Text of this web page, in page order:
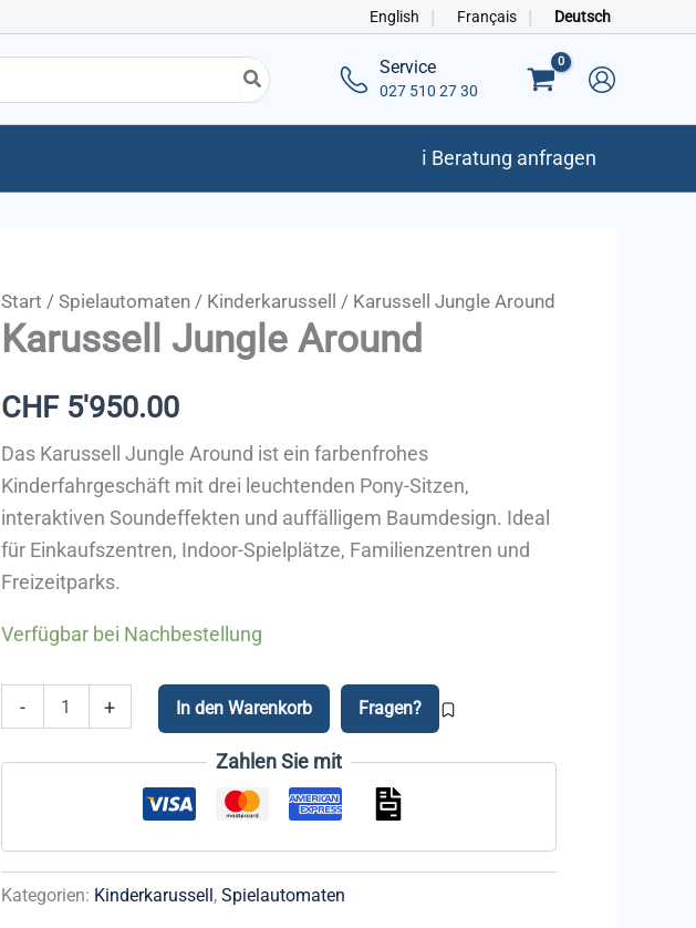
English Français Deutsch
Service
027 510 27 30
ℹ️ Beratung anfragen
Start / Spielautomaten/ Kinderkarussell / Karussell Jungle Around
Karussell Jungle Around
CHF5'950.00
Das Karussell Jungle Around ist ein farbenfrohes
Kinderfahrgeschäft mit drei leuchtenden Pony-Sitzen,
interaktiven Soundeffekten und auffälligem Baumdesign. Ideal
für Einkaufszentren, Indoor-Spielplätze, Familienzentren und
Freizeitparks.
Verfügbar bei Nachbestellung
-
Menge
+ In den Warenkorb Fragen?
Zahlen Sie mit
Kategorien: Kinderkarussell , Spielautomaten